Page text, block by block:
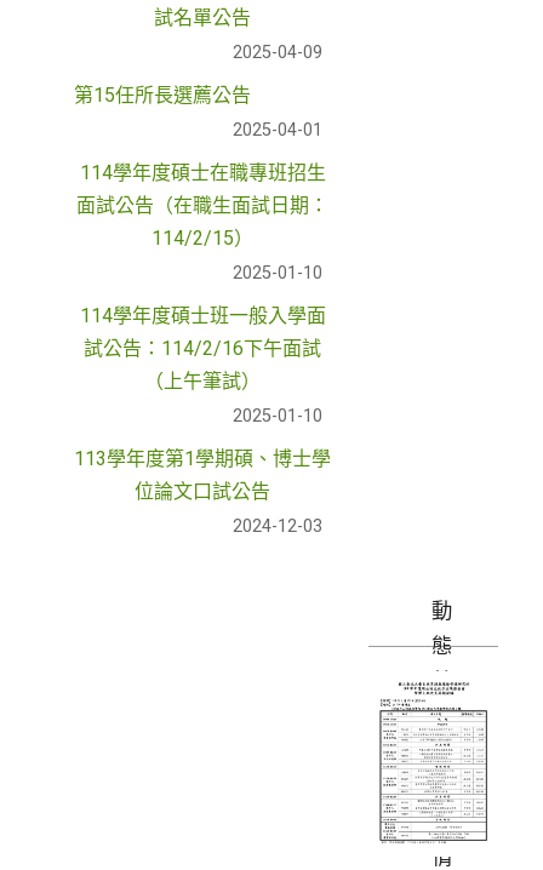
試名單公告
2025-04-09
第15任所長選薦公告
2025-04-01
114學年度碩士在職專班招生
面試公告（在職生面試日期：
114/2/15）
2025-01-10
114學年度碩士班一般入學面
試公告：114/2/16下午面試
（上午筆試）
2025-01-10
113學年度第1學期碩、博士學
位論文口試公告
2024-12-03
動
態
剪
影
與
獲
獎
情